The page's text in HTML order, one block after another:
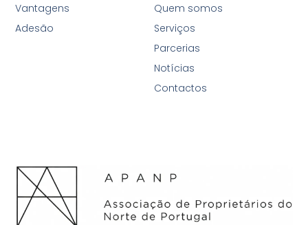
Quem somos
Serviços
Parcerias
Notícias
Contactos
Vantagens
Adesão